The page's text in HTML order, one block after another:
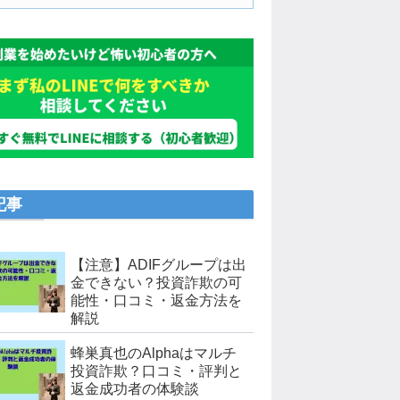
事
【注意】ADIFグループは出
金できない？投資詐欺の可
能性・口コミ・返金方法を
解説
蜂巣真也のAlphaはマルチ
投資詐欺？口コミ・評判と
返金成功者の体験談